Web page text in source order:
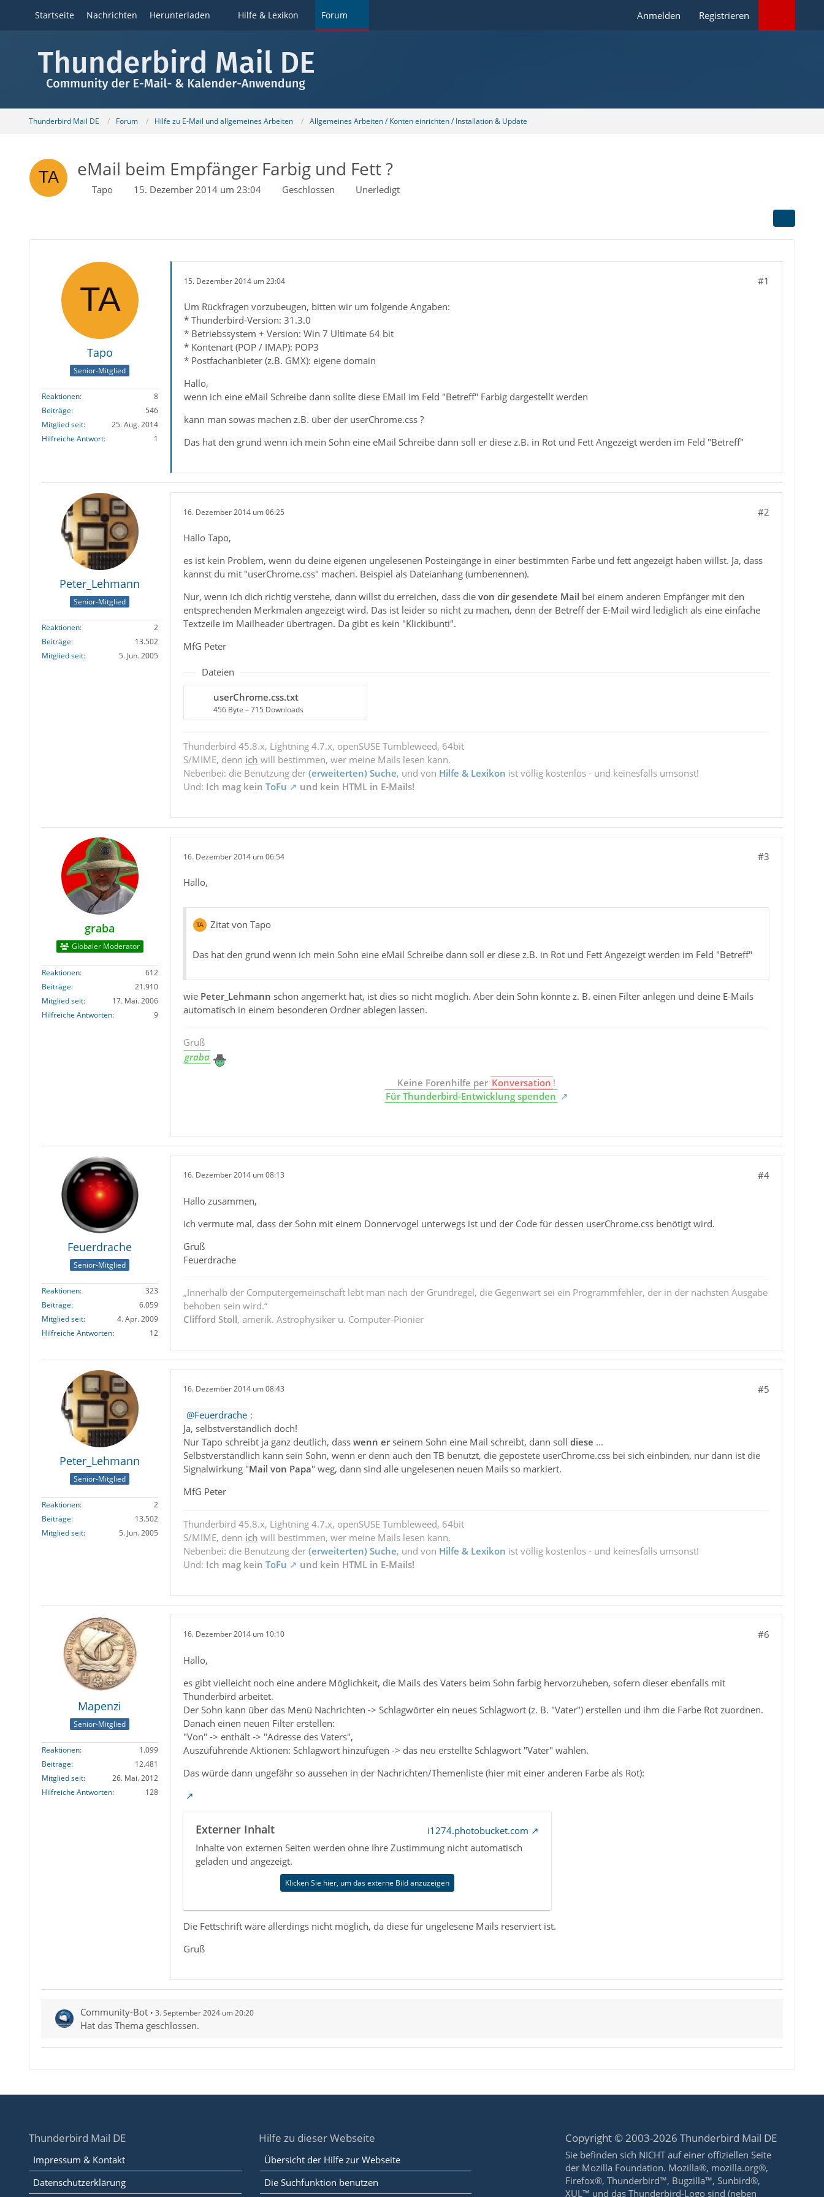
Startseite Nachrichten Herunterladen Hilfe & Lexikon Forum Anmelden Registrieren
Thunderbird Mail DE Forum Hilfe zu E-Mail und allgemeines Arbeiten Allgemeines Arbeiten / Konten einrichten / Installation & Update
eMail beim Empfänger Farbig und Fett ?
Tapo 15. Dezember 2014 um 23:04 Geschlossen Unerledigt
Tapo
Senior-Mitglied
Reaktionen
8
Beiträge
546
Mitglied seit
25. Aug. 2014
Hilfreiche Antwort
1
15. Dezember 2014 um 23:04 #1
Um Rückfragen vorzubeugen, bitten wir um folgende Angaben:
* Thunderbird-Version: 31.3.0
* Betriebssystem + Version: Win 7 Ultimate 64 bit
* Kontenart (POP / IMAP): POP3
* Postfachanbieter (z.B. GMX): eigene domain
Hallo,
wenn ich eine eMail Schreibe dann sollte diese EMail im Feld "Betreff" Farbig dargestellt werden
kann man sowas machen z.B. über der userChrome.css ?
Das hat den grund wenn ich mein Sohn eine eMail Schreibe dann soll er diese z.B. in Rot und Fett Angezeigt werden im Feld "Betreff"
Peter_Lehmann
Senior-Mitglied
Reaktionen
2
Beiträge
13.502
Mitglied seit
5. Jun. 2005
16. Dezember 2014 um 06:25 #2
Hallo Tapo,
es ist kein Problem, wenn du deine eigenen ungelesenen Posteingänge in einer bestimmten Farbe und fett angezeigt haben willst. Ja, dass
kannst du mit "userChrome.css" machen. Beispiel als Dateianhang (umbenennen).
Nur, wenn ich dich richtig verstehe, dann willst du erreichen, dass die von dir gesendete Mail bei einem anderen Empfänger mit den
entsprechenden Merkmalen angezeigt wird. Das ist leider so nicht zu machen, denn der Betreff der E-Mail wird lediglich als eine einfache
Textzeile im Mailheader übertragen. Da gibt es kein "Klickibunti".
MfG Peter
Dateien
userChrome.css.txt
456 Byte – 715 Downloads
Thunderbird 45.8.x, Lightning 4.7.x, openSUSE Tumbleweed, 64bit
S/MIME, denn ich will bestimmen, wer meine Mails lesen kann.
Nebenbei: die Benutzung der (erweiterten) Suche, und von Hilfe & Lexikon ist völlig kostenlos - und keinesfalls umsonst!
Und: Ich mag kein ToFu und kein HTML in E-Mails!
graba
Globaler Moderator
Reaktionen
612
Beiträge
21.910
Mitglied seit
17. Mai. 2006
Hilfreiche Antworten
9
16. Dezember 2014 um 06:54 #3
Hallo,
Zitat von Tapo
Das hat den grund wenn ich mein Sohn eine eMail Schreibe dann soll er diese z.B. in Rot und Fett Angezeigt werden im Feld "Betreff"
wie Peter_Lehmann schon angemerkt hat, ist dies so nicht möglich. Aber dein Sohn könnte z. B. einen Filter anlegen und deine E-Mails
automatisch in einem besonderen Ordner ablegen lassen.
Gruß
graba
Keine Forenhilfe per Konversation !
Für Thunderbird-Entwicklung spenden
Feuerdrache
Senior-Mitglied
Reaktionen
323
Beiträge
6.059
Mitglied seit
4. Apr. 2009
Hilfreiche Antworten
12
16. Dezember 2014 um 08:13 #4
Hallo zusammen,
ich vermute mal, dass der Sohn mit einem Donnervogel unterwegs ist und der Code für dessen userChrome.css benötigt wird.
Gruß
Feuerdrache
„Innerhalb der Computergemeinschaft lebt man nach der Grundregel, die Gegenwart sei ein Programmfehler, der in der nächsten Ausgabe
behoben sein wird.“
Clifford Stoll, amerik. Astrophysiker u. Computer-Pionier
Peter_Lehmann
Senior-Mitglied
Reaktionen
2
Beiträge
13.502
Mitglied seit
5. Jun. 2005
16. Dezember 2014 um 08:43 #5
Feuerdrache :
Ja, selbstverständlich doch!
Nur Tapo schreibt ja ganz deutlich, dass wenn erseinem Sohn eine Mail schreibt, dann soll diese ...
Selbstverständlich kann sein Sohn, wenn er denn auch den TB benutzt, die gepostete userChrome.css bei sich einbinden, nur dann ist die
Signalwirkung "Mail von Papa" weg, dann sind alle ungelesenen neuen Mails so markiert.
MfG Peter
Thunderbird 45.8.x, Lightning 4.7.x, openSUSE Tumbleweed, 64bit
S/MIME, denn ich will bestimmen, wer meine Mails lesen kann.
Nebenbei: die Benutzung der (erweiterten) Suche, und von Hilfe & Lexikon ist völlig kostenlos - und keinesfalls umsonst!
Und: Ich mag kein ToFu und kein HTML in E-Mails!
Mapenzi
Senior-Mitglied
Reaktionen
1.099
Beiträge
12.481
Mitglied seit
26. Mai. 2012
Hilfreiche Antworten
128
16. Dezember 2014 um 10:10 #6
Hallo,
es gibt vielleicht noch eine andere Möglichkeit, die Mails des Vaters beim Sohn farbig hervorzuheben, sofern dieser ebenfalls mit
Thunderbird arbeitet.
Der Sohn kann über das Menü Nachrichten -> Schlagwörter ein neues Schlagwort (z. B. "Vater") erstellen und ihm die Farbe Rot zuordnen.
Danach einen neuen Filter erstellen:
"Von" -> enthält -> "Adresse des Vaters",
Auszuführende Aktionen: Schlagwort hinzufügen -> das neu erstellte Schlagwort "Vater" wählen.
Das würde dann ungefähr so aussehen in der Nachrichten/Themenliste (hier mit einer anderen Farbe als Rot):
Externer Inhalt
i1274.photobucket.com
Inhalte von externen Seiten werden ohne Ihre Zustimmung nicht automatisch
geladen und angezeigt.
Klicken Sie hier, um das externe Bild anzuzeigen
Die Fettschrift wäre allerdings nicht möglich, da diese für ungelesene Mails reserviert ist.
Gruß
Community-Bot 3. September 2024 um 20:20
Hat das Thema geschlossen.
Thunderbird Mail DE
Impressum & Kontakt
Datenschutzerklärung
Hilfe zu dieser Webseite
Übersicht der Hilfe zur Webseite
Die Suchfunktion benutzen
Copyright © 2003-2026 Thunderbird Mail DE
Sie befinden sich NICHT auf einer offiziellen Seite
der Mozilla Foundation. Mozilla®, mozilla.org®,
Firefox®, Thunderbird™, Bugzilla™, Sunbird®,
XUL™ und das Thunderbird-Logo sind (neben